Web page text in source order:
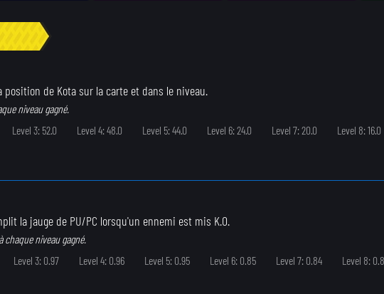
position de Kota sur la carte et dans le niveau.
niveau gagné.
Level 3: 52.0 Level 4: 48.0 Level 5: 44.0 Level 6: 24.0 Level 7: 20.0 Level 8: 16.0
la jauge de PU/PC lorsqu'un ennemi est mis K.O.
chaque niveau gagné.
Level 3: 0.97 Level 4: 0.96 Level 5: 0.95 Level 6: 0.85 Level 7: 0.84 Level 8: